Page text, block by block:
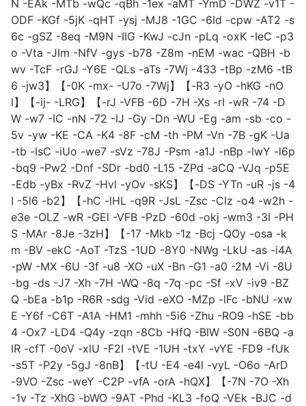
N -EAk -MTb -wQc -qBh -1ex -aMT -YmD -DWZ -v1T -
ODF -KGf -5jK -qHT -ysj -MJ8 -1GC -6Id -cpw -AT2 -s
6c -gSZ -8eq -M9N -IIG -KwJ -cJn -pLq -oxK -IeC -p3
o -Vta -JIm -NfV -gys -b78 -Z8m -nEM -wac -QBH -b
wv -TcF -rGJ -Y6E -QLs -aTs -7Wj -433 -tBp -zM6 -tB
6 -jw3】【-0K -mx- -U7o -7Wj】【-R3 -yO -hKG -nO
l】【-ij- -LRG】【-rJ -VFB -6D -7H -Xs -rI -wR -74 -D
W -w7 -IC -nN -72 -IJ -Gy -Dn -WU -Eg -am -sb -co -
5v -yw -KE -CA -K4 -8F -cM -th -PM -Vn -7B -gK -Ua
-tb -lsC -iUo -we7 -sVz -78J -Psm -a1J -nBp -lwY -l6p
-bq9 -Pw2 -Dnf -SDr -bd0 -L15 -ZPd -aCQ -VJq -p5E
-Edb -yBx -RvZ -Hvl -yOv -sKS】【-DS -YTn -uR -js -4
I -5l6 -b2】【-hC -lHL -q9R -JsL -Zsc -CIz -o4 -w2h -
e3e -OLZ -wR -GEl -VFB -PzD -60d -okj -wm3 -3I -PH
S -MAr -8Je -3zH】【-17 -Mkb -1z -Bcj -QOy -osa -k
m -BV -ekC -AoT -TzS -1UD -8Y0 -NWg -LkU -as -i4A
-pW -MX -6U -3f -u8 -XO -uX -Bn -G1 -a0 -2M -Vi -8U
-bg -ds -J7 -Xh -7H -WQ -8q -7q -pc -Sf -xV -iv9 -BZ
Q -bEa -b1p -R6R -sdg -Vid -eXO -MZp -lFc -bNU -xw
E -Y6f -C6T -A1A -HM1 -mhh -5i6 -Zhu -RO9 -hSE -bb
4 -Ox7 -LD4 -Q4y -zqn -8Cb -HfQ -BIW -S0N -6BQ -a
lR -cfT -0oV -xlU -F2I -tVE -1UH -txY -vYE -FD9 -fUk
-s5T -P2y -5gJ -8nB】【-tU -E4 -e4l -vyL -O6o -ArD
-9VO -Zsc -weY -C2P -vfA -orA -hQX】【-7N -7O -Xh
-1v -Tz -XhG -bWO -9AT -Phd -KL3 -foQ -VEk -BJC -d